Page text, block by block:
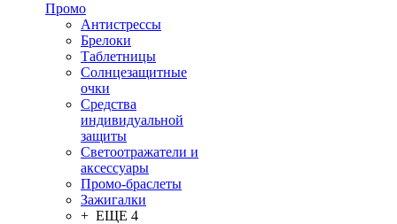
Промо
Антистрессы
Брелоки
Таблетницы
Солнцезащитные
очки
Средства
индивидуальной
защиты
Светоотражатели и
аксессуары
Промо-браслеты
Зажигалки
+ ЕЩЕ 4